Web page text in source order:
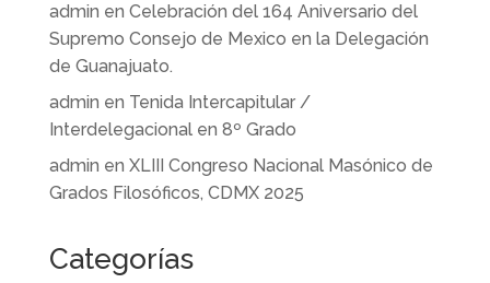
admin en Celebración del 164 Aniversario del
Supremo Consejo de Mexico en la Delegación
de Guanajuato.
admin en Tenida Intercapitular /
Interdelegacional en 8º Grado
admin en XLIII Congreso Nacional Masónico de
Grados Filosóficos, CDMX 2025
Categorías